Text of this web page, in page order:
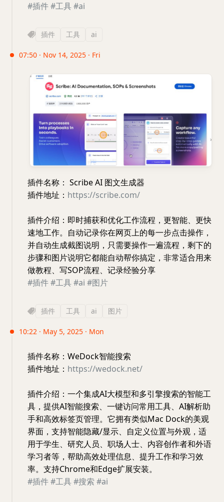
#插件#工具#ai
插件 工具 ai
07:50 · Nov 14, 2025 · Fri
插件名称： Scribe AI 图文生成器
插件地址： https://scribe.com/
插件介绍：即时捕获和优化工作流程，更智能、更快
速地工作。自动记录你在网页上的每一步点击操作，
并自动生成截图说明，只需要操作一遍流程，剩下的
步骤和图片说明它都能自动帮你搞定，非常适合用来
做教程、写SOP流程、记录经验分享
#插件#工具#ai #图片
插件 工具 ai 图片
10:22 · May 5, 2025 · Mon
插件名称：WeDock智能搜索
插件地址： https://wedock.net/
插件介绍：一个集成AI大模型和多引擎搜索的智能工
具，提供AI智能搜索、一键访问常用工具、AI解析助
手和高效标签页管理。它拥有类似Mac Dock的美观
界面，支持智能隐藏/显示、自定义位置与外观，适
用于学生、研究人员、职场人士、内容创作者和外语
学习者等，帮助高效处理信息、提升工作和学习效
率。支持Chrome和Edge扩展安装。
#插件#工具#搜索 #ai